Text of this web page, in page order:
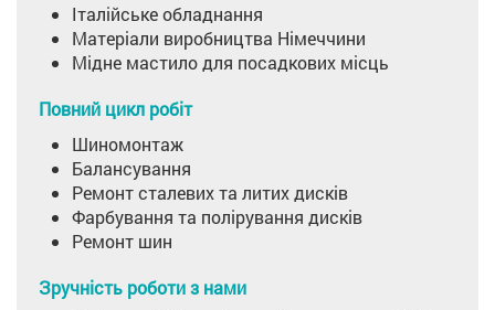
Італійське обладнання
Матеріали виробництва Німеччини
Мідне мастило для посадкових місць
Повний цикл робіт
Шиномонтаж
Балансування
Ремонт сталевих та литих дисків
Фарбування та полірування дисків
Ремонт шин
Зручність роботи з нами